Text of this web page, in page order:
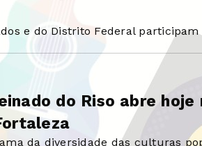
e do Distrito Federal participam
do Riso abre hoje
da diversidade das culturas